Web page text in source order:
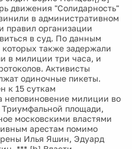
движения "Солидарность"
в административном
правил организации
в суд. По данным
также задержали
в милиции три часа, и
Активисты
одиночные пикеты.
к 15 суткам
неповиновение милиции во
Триумфальной площади,
московскими властями
арестам помимо
Илья Яшин, Эдуард